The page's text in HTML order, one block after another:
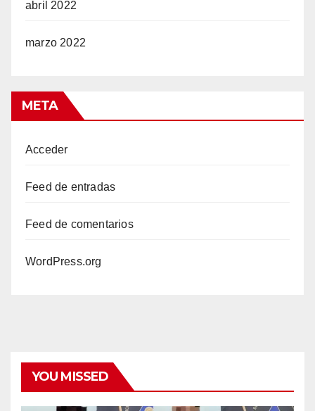
abril 2022
marzo 2022
META
Acceder
Feed de entradas
Feed de comentarios
WordPress.org
YOU MISSED